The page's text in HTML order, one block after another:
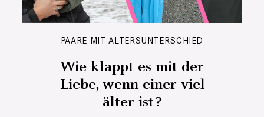
PAARE MIT ALTERSUNTERSCHIED
Wie klappt es mit der
Liebe, wenn einer viel
älter ist?